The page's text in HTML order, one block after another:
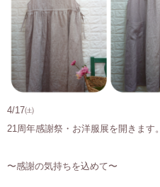
4/17㈯
21周年感謝祭・お洋服展を開きます。
〜感謝の気持ちを込めて〜